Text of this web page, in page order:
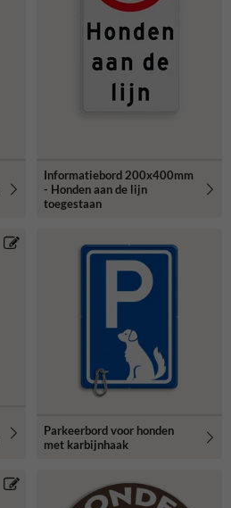
Informatiebord 200x400mm
- Honden aan de lijn
toegestaan
Parkeerbord voor honden
met karbijnhaak